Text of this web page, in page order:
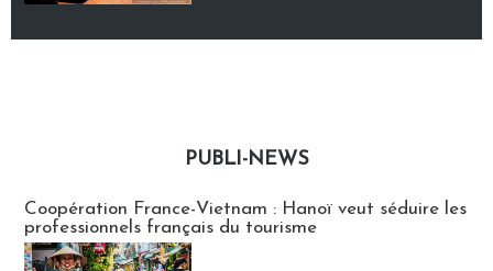
PUBLI-NEWS
Coopération France-Vietnam : Hanoï veut séduire les
professionnels français du tourisme